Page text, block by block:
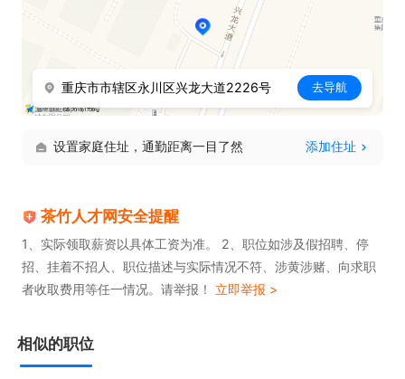
3.上六休一（主要以责任任务为重要考量，公司会以
优厚的责任奖金方式给予补贴）
4.享有薪假（婚假 病假 丧假 年休等）
5.享有公司外宿补贴100元/月
7.视公司经营绩效享有各项集体福利费
重庆市市辖区永川区兴龙大道2226号 去导航
设置家庭住址，通勤距离一目了然 添加住址
茶竹人才网安全提醒
1、实际领取薪资以具体工资为准。 2、职位如涉及假招聘、停
招、挂着不招人、职位描述与实际情况不符、涉黄涉赌、向求职
者收取费用等任一情况。请举报！ 立即举报 >
相似的职位